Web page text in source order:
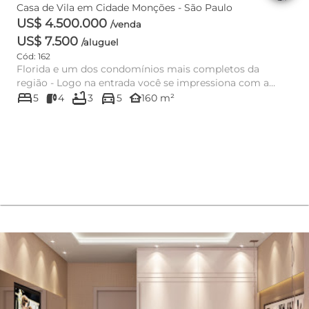
Casa de Vila em Cidade Monções - São Paulo
US$ 4.500.000 /venda
US$ 7.500 /aluguel
Cód: 162
Florida e um dos condomínios mais completos da
região - Logo na entrada você se impressiona com a
grandeza do empreendim...
bed5 4 bathtub3 directions_car5 other_houses160 m²